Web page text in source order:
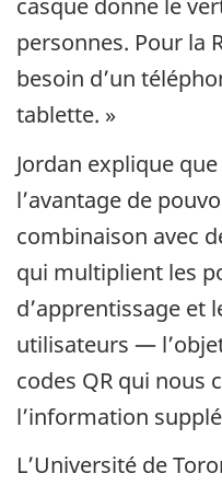
casque donne le
personnes. Pour la
besoin d’un
tablette. »
Jordan explique
l’avantage de
combinaison avec
qui multiplient les
d’apprentissage et
utilisateurs —
codes QR qui nous
l’information
L’Université de